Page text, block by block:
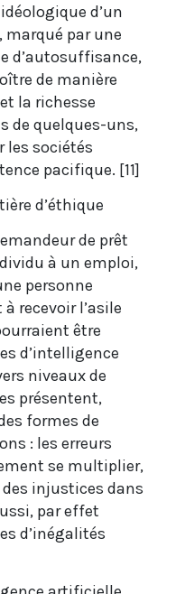
d’un
par une
d’autosuffisance,
de manière
la richesse
de quelques-uns,
les sociétés
pacifique. [11]
d’éthique
de prêt
à un emploi,
personne
recevoir l’asile
être
d’intelligence
niveaux de
présentent,
formes de
: les erreurs
se multiplier,
injustices dans
par effet
d’inégalités